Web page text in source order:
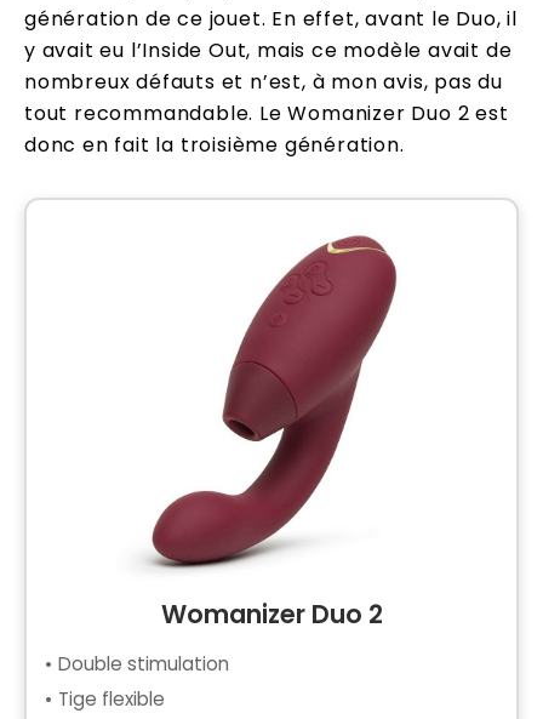
génération de ce jouet. En effet, avant le Duo, il
y avait eu l’Inside Out, mais ce modèle avait de
nombreux défauts et n’est, à mon avis, pas du
tout recommandable. Le Womanizer Duo 2 est
donc en fait la troisième génération.
Womanizer Duo 2
Double stimulation
Tige flexible